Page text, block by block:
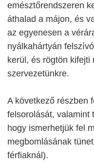
emésztőrendszeren
áthalad a májon, és
az egyenesen a
nyálkahártyán
kerül, és rögtön kifejti
szervezetünkre.
A következő részben
felsorolását, valamint
hogy ismerhetjük fel
megbomlásának
férfiaknál).